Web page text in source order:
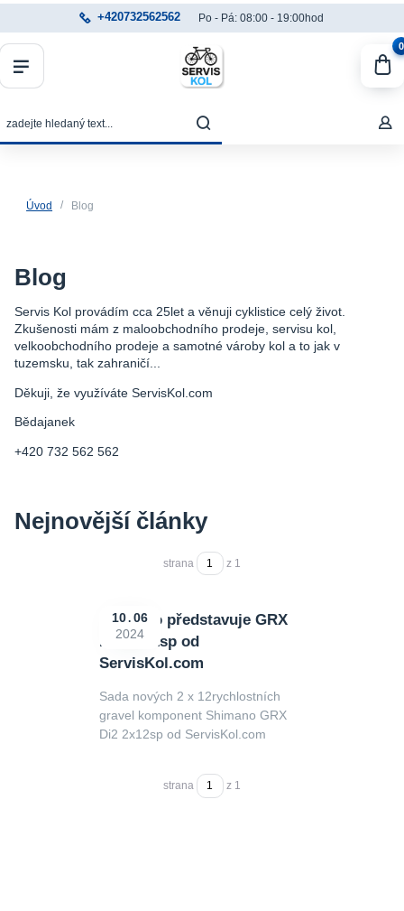
+420732562562 Po - Pá: 08:00 - 19:00hod
0
Úvod Blog
Blog
Servis Kol provádím cca 25let a věnuji cyklistice celý život.
Zkušenosti mám z maloobchodního prodeje, servisu kol,
velkoobchodního prodeje a samotné vároby kol a to jak v
tuzemsku, tak zahraničí...
Děkuji, že využíváte ServisKol.com
Bědajanek
+420 732 562 562
Nejnovější články
strana z 1
Shimano představuje GRX
Di2 2x12sp od
ServisKol.com
10 06
2024
Sada nových 2 x 12rychlostních
gravel komponent Shimano GRX
Di2 2x12sp od ServisKol.com
strana z 1